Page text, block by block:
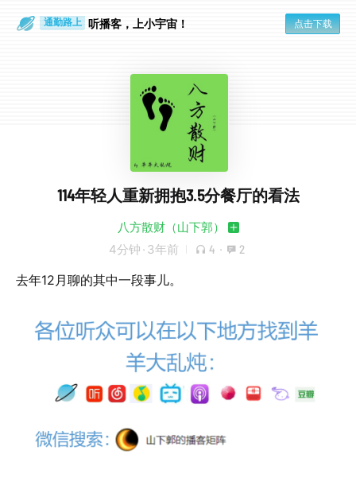
通勤路上 听播客，上小宇宙！ 点击下载
114年轻人重新拥抱3.5分餐厅的看法
八方散财（山下郭）
4分钟 · 3年前 4 · 2
去年12月聊的其中一段事儿。